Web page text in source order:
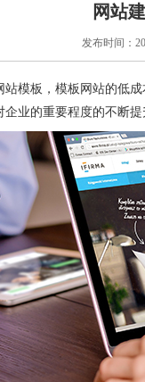
网站
发布时间：
模板，模板网站的低
业的重要程度的不断提